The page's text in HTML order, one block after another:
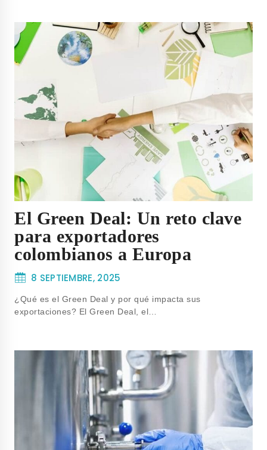
El Green Deal: Un reto clave
para exportadores
colombianos a Europa
8 SEPTIEMBRE, 2025
¿Qué es el Green Deal y por qué impacta sus
exportaciones? El Green Deal, el…